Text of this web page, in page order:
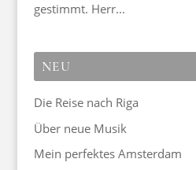
gestimmt. Herr...
NEU
Die Reise nach Riga
Über neue Musik
Mein perfektes Amsterdam